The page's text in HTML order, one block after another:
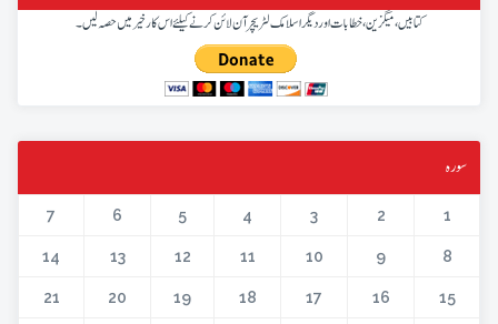
کتابیں، میگزین، خطابات اور دیگر اسلامک لٹریچر آن لائن کرنے کیلئے اس کار خیر میں حصہ لیں۔
سورہ
1
2
3
4
5
6
7
8
9
10
11
12
13
14
15
16
17
18
19
20
21